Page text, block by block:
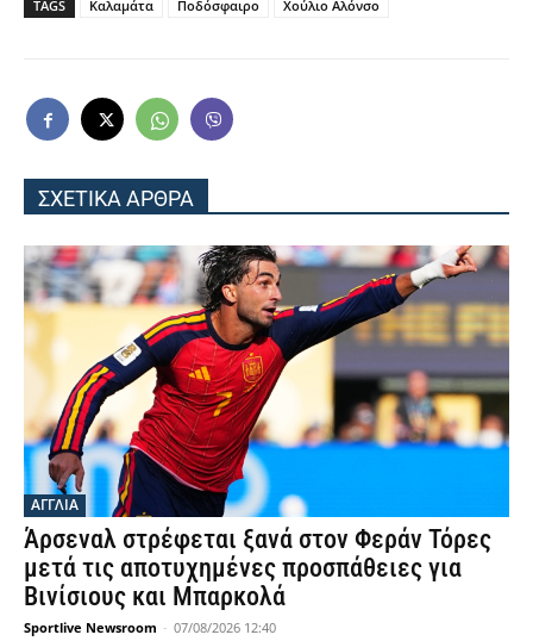
TAGS Καλαμάτα Ποδόσφαιρο Χούλιο Αλόνσο
ΣΧΕΤΙΚΑ ΑΡΘΡΑ
ΑΓΓΛΙΑ
Άρσεναλ στρέφεται ξανά στον Φεράν Τόρες
μετά τις αποτυχημένες προσπάθειες για
Βινίσιους και Μπαρκολά
Sportlive Newsroom - 07/08/2026 12:40